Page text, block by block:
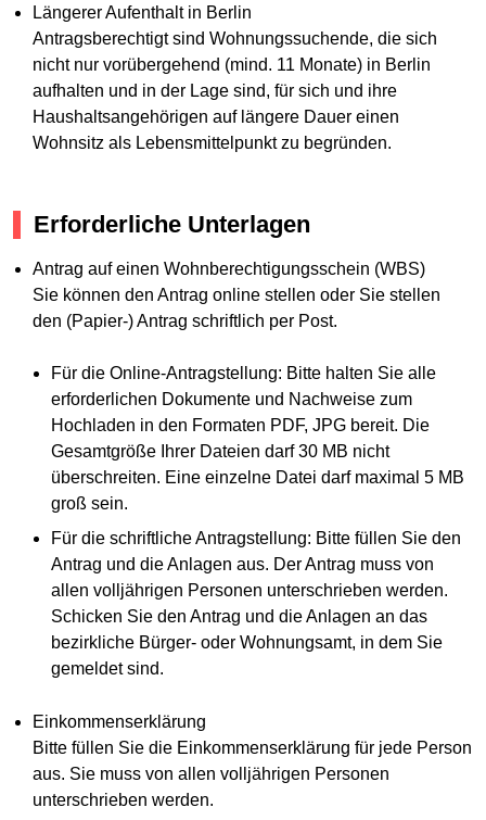
Längerer Aufenthalt in Berlin
Antragsberechtigt sind Wohnungssuchende, die sich
nicht nur vorübergehend (mind. 11 Monate) in Berlin
aufhalten und in der Lage sind, für sich und ihre
Haushaltsangehörigen auf längere Dauer einen
Wohnsitz als Lebensmittelpunkt zu begründen.
Erforderliche Unterlagen
Antrag auf einen Wohnberechtigungsschein (WBS)
Sie können den Antrag online stellen oder Sie stellen
den (Papier-) Antrag schriftlich per Post.
Für die Online-Antragstellung: Bitte halten Sie alle
erforderlichen Dokumente und Nachweise zum
Hochladen in den Formaten PDF, JPG bereit. Die
Gesamtgröße Ihrer Dateien darf 30 MB nicht
überschreiten. Eine einzelne Datei darf maximal 5 MB
groß sein.
Für die schriftliche Antragstellung: Bitte füllen Sie den
Antrag und die Anlagen aus. Der Antrag muss von
allen volljährigen Personen unterschrieben werden.
Schicken Sie den Antrag und die Anlagen an das
bezirkliche Bürger- oder Wohnungsamt, in dem Sie
gemeldet sind.
Einkommenserklärung
Bitte füllen Sie die Einkommenserklärung für jede Person
aus. Sie muss von allen volljährigen Personen
unterschrieben werden.